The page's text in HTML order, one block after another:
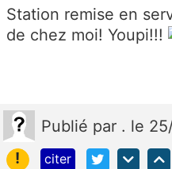
Station remise en
de chez moi! Youpi!!!
Publié par . le
!
citer